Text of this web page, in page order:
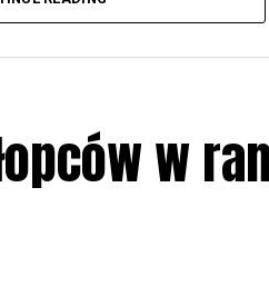
w Akcji, włączenia się w
przy grillu.Na
w